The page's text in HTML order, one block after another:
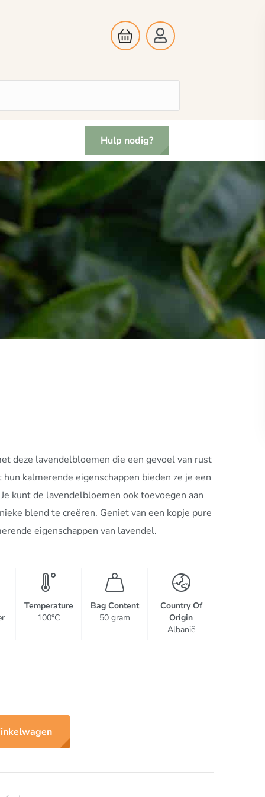
Hulp nodig?
deze lavendelbloemen die een gevoel van rust
hun kalmerende eigenschappen bieden ze je een
kunt de lavendelbloemen ook toevoegen aan
blend te creëren. Geniet van een kopje pure
eigenschappen van lavendel.
Temperature
100°C
Bag Content
50 gram
Country Of
Origin
Albanië